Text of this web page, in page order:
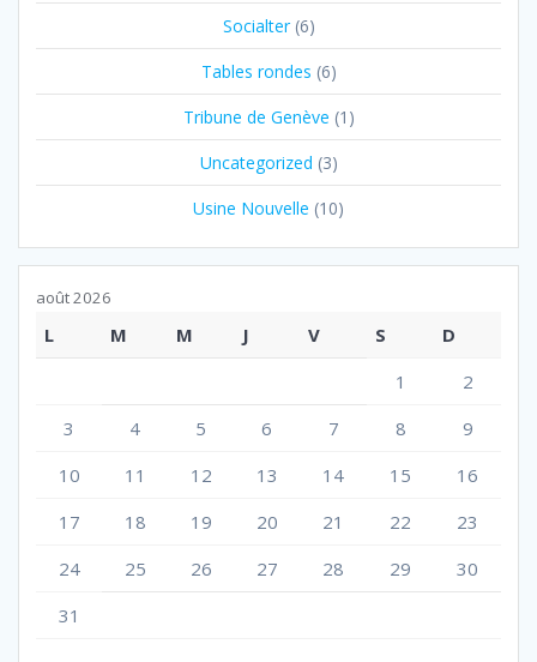
Socialter(6)
Tables rondes (6)
Tribune de Genève (1)
Uncategorized (3)
Usine Nouvelle (10)
août 2026
L M M J V S
D
1
2
3
4 5 6 7 8
9
10
11 12 13 14 15
16
17
18 19 20 21 22
23
24
25 26 27 28 29
30
31